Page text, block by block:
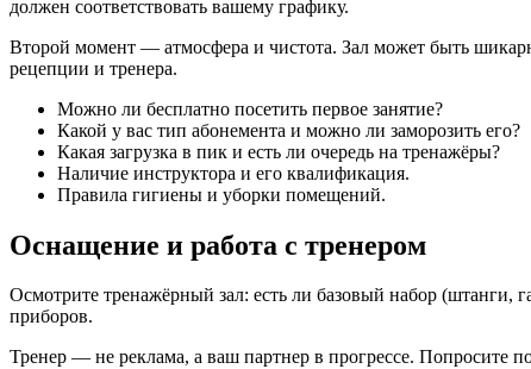
должен соответствовать вашему графику.
Второй момент — атмосфера и чистота. Зал может быть
рецепции и тренера.
Можно ли бесплатно посетить первое занятие?
Какой у вас тип абонемента и можно ли заморозить его?
Какая загрузка в пик и есть ли очередь на тренажёры?
Наличие инструктора и его квалификация.
Правила гигиены и уборки помещений.
Оснащение и работа с тренером
Осмотрите тренажёрный зал: есть ли базовый набор (штанги,
приборов.
Тренер — не реклама, а ваш партнер в прогрессе. Попросите